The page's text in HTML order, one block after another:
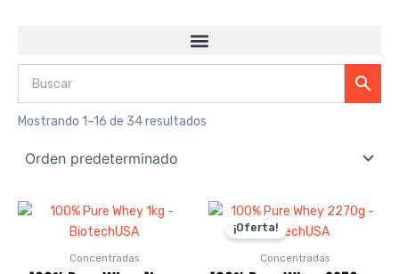
Mostrando 1–16 de 34 resultados
Concentradas
¡Oferta!
Concentradas
El
precio
original
79,90 €.
El
precio